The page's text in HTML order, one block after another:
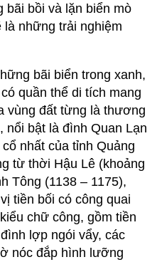
bãi bồi và lặn biển mò
những trải nghiệm
bãi biển trong xanh,
quần thể di tích mang
vùng đất từng là thương
nổi bật là đình Quan Lạn
nhất của tỉnh Quảng
từ thời Hậu Lê (khoảng
Tông (1138 – 1175),
tiền bối có công quai
chữ công, gồm tiền
lợp ngói vẩy, các
nóc đắp hình lưỡng